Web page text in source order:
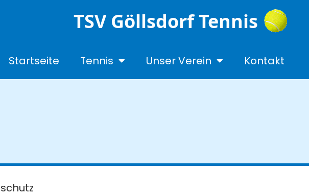
TSV Göllsdorf Tennis
Startseite Tennis Unser Verein Kontakt